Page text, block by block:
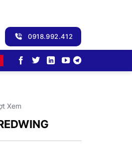
0918.992.412
Xem